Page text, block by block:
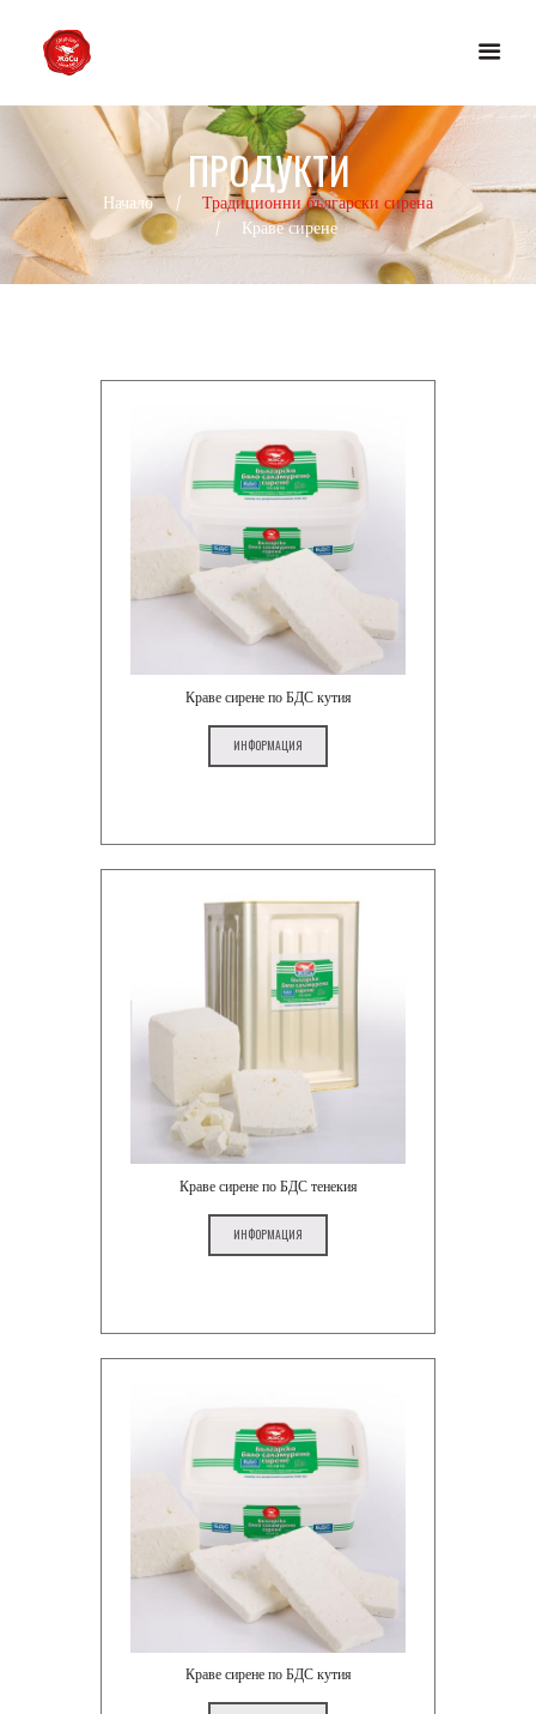
ПРОДУКТИ
Начало
Традиционни български сирена
Краве сирене
Краве сирене по БДС кутия
ИНФОРМАЦИЯ
Краве сирене по БДС тенекия
ИНФОРМАЦИЯ
Краве сирене по БДС кутия